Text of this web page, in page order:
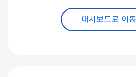
대시보드로 이동